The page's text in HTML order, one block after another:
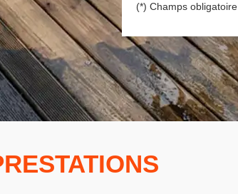
(*) Champs obligatoire